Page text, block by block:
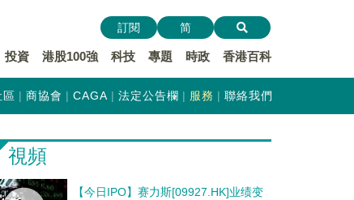
投資 港股100強 科技 專題 時政 香港百科
訂閱 简
區 商協會 CAGA 法定公告欄 服務 聯絡我們
視頻
【今日IPO】赛力斯[09927.HK]业绩变